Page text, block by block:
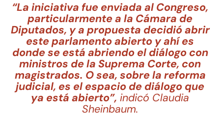
“La iniciativa fue enviada al Congreso,
particularmente a la Cámara de
Diputados, y a propuesta decidió abrir
este parlamento abierto y ahí es
donde se está abriendo el diálogo con
ministros de la Suprema Corte, con
magistrados. O sea, sobre la reforma
judicial, es el espacio de diálogo que
ya está abierto”, indicó Claudia
Sheinbaum.